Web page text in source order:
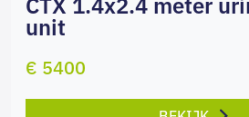
unit
€ 5400